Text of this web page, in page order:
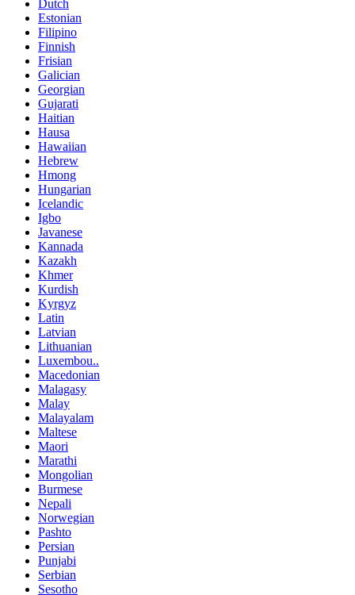
Dutch
Estonian
Filipino
Finnish
Frisian
Galician
Georgian
Gujarati
Haitian
Hausa
Hawaiian
Hebrew
Hmong
Hungarian
Icelandic
Igbo
Javanese
Kannada
Kazakh
Khmer
Kurdish
Kyrgyz
Latin
Latvian
Lithuanian
Luxembou..
Macedonian
Malagasy
Malay
Malayalam
Maltese
Maori
Marathi
Mongolian
Burmese
Nepali
Norwegian
Pashto
Persian
Punjabi
Serbian
Sesotho